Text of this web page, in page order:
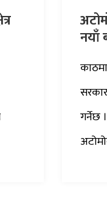
नयाँ
गर्नेछ